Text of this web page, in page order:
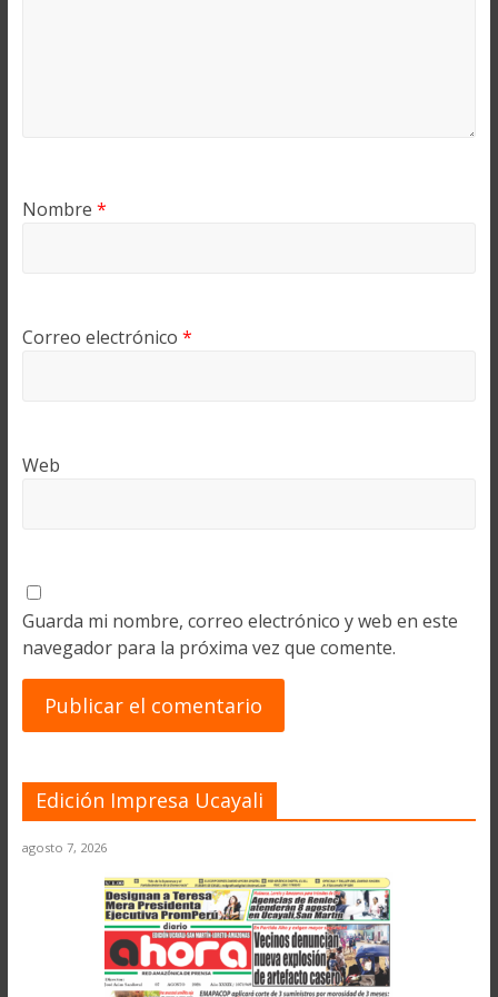
Nombre *
Correo electrónico *
Web
Guarda mi nombre, correo electrónico y web en este
navegador para la próxima vez que comente.
Edición Impresa Ucayali
agosto 7, 2026